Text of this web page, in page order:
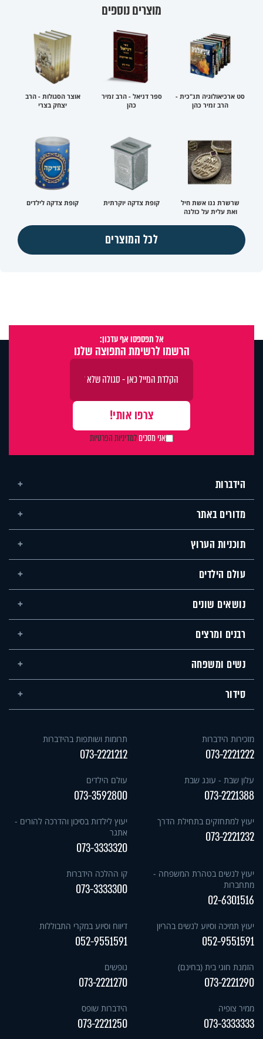
מוצרים נוספים
סט ארכיאולוגיה תנ"כית -
הרב זמיר כהן
ספר דניאל - הרב זמיר
כהן
אוצר הסגולות - הרב
יצחק בצרי
שרשרת ננו אשת חיל
ואת עלית על כולנה
קופת צדקה יוקרתית קופת צדקה לילדים
לכל המוצרים
אל תפספסו אף עדכון:
הרשמו לרשימת התפוצה שלנו
אני מסכיםלמדיניות הפרטיות
הידברות
מדורים באתר
תוכניות הערוץ
עולם הילדים
נושאים שונים
רבנים ומרצים
נשים ומשפחה
סידור
מזכירות הידברות
073-2221222
תרומות ושותפות בהידברות
073-2221212
עלון שבת - עונג שבת
073-2221388
עולם הילדים
073-3592800
יעוץ למתחזקים בתחילת הדרך
073-2221232
יעוץ לילדות בסיכון והדרכה להורים -
אתגר
073-3333320
יעוץ לנשים בטהרת המשפחה -
מתחברות
02-6301516
קו ההלכה הידברות
073-3333300
יעוץ תמיכה וסיוע לנשים בהריון
052-9551591
דיווח וסיוע במקרי התבוללות
052-9551591
הזמנת חוגי בית (בחינם)
073-2221290
נופשים
073-2221270
ממיר צופיה
073-3333333
הידברות שופס
073-2221250